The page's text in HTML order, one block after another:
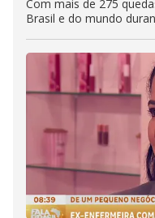
Com mais de 275
Brasil e do mundo